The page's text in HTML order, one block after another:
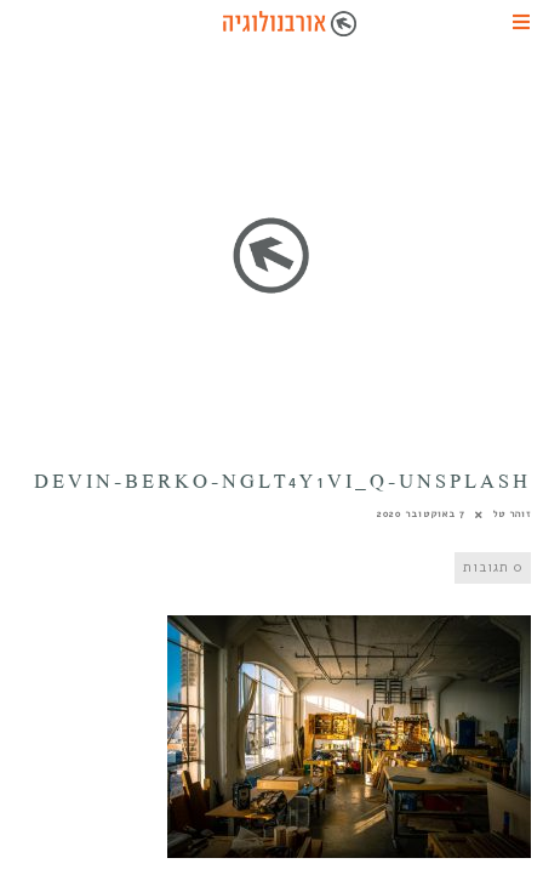
DEVIN-BERKO-NGLT4Y1VI_Q-UNSPLASH
זוהר טל 7 באוקטובר 2020
0 תגובות